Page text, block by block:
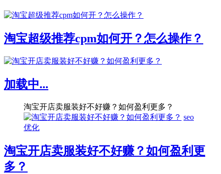
淘宝超级推荐cpm如何开？怎么操作？
加载中...
淘宝开店卖服装好不好赚？如何盈利更多？
seo
优化
淘宝开店卖服装好不好赚？如何盈利更
多？